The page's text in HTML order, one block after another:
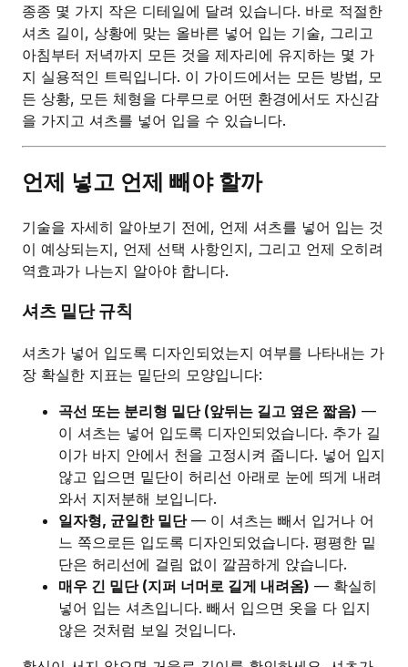
종종 몇 가지 작은 디테일에 달려 있습니다. 바로 적절한
셔츠 길이, 상황에 맞는 올바른 넣어 입는 기술, 그리고
아침부터 저녁까지 모든 것을 제자리에 유지하는 몇 가
지 실용적인 트릭입니다. 이 가이드에서는 모든 방법, 모
든 상황, 모든 체형을 다루므로 어떤 환경에서도 자신감
을 가지고 셔츠를 넣어 입을 수 있습니다.
언제 넣고 언제 빼야 할까
기술을 자세히 알아보기 전에, 언제 셔츠를 넣어 입는 것
이 예상되는지, 언제 선택 사항인지, 그리고 언제 오히려
역효과가 나는지 알아야 합니다.
셔츠 밑단 규칙
셔츠가 넣어 입도록 디자인되었는지 여부를 나타내는 가
장 확실한 지표는 밑단의 모양입니다:
곡선 또는 분리형 밑단 (앞뒤는 길고 옆은 짧음) —
이 셔츠는 넣어 입도록 디자인되었습니다. 추가 길
이가 바지 안에서 천을 고정시켜 줍니다. 넣어 입지
않고 입으면 밑단이 허리선 아래로 눈에 띄게 내려
와서 지저분해 보입니다.
일자형, 균일한 밑단— 이 셔츠는 빼서 입거나 어
느 쪽으로든 입도록 디자인되었습니다. 평평한 밑
단은 허리선에 걸림 없이 깔끔하게 앉습니다.
매우 긴 밑단 (지퍼 너머로 길게 내려옴) — 확실히
넣어 입는 셔츠입니다. 빼서 입으면 옷을 다 입지
않은 것처럼 보일 것입니다.